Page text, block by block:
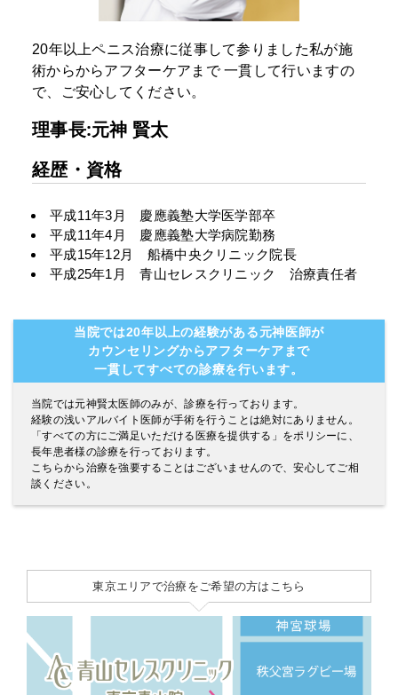
20年以上ペニス治療に従事して参りました私が施
術からからアフターケアまで一貫して行いますの
で、ご安心してください。
理事長:元神 賢太
経歴・資格
平成11年3月 慶應義塾大学医学部卒
平成11年4月 慶應義塾大学病院勤務
平成15年12月 船橋中央クリニック院長
平成25年1月 青山セレスクリニック 治療責任者
当院では20年以上の経験がある元神医師が
カウンセリングからアフターケアまで
一貫してすべての診療を行います。
当院では元神賢太医師のみが、診療を行っております。
経験の浅いアルバイト医師が手術を行うことは絶対にありません。
「すべての方にご満足いただける医療を提供する」をポリシーに、
長年患者様の診療を行っております。
こちらから治療を強要することはございませんので、安心してご相
談ください。
東京エリアで治療をご希望の方はこちら